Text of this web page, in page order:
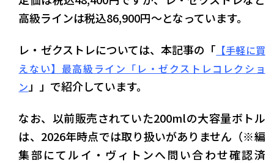
高級ラインは税込86,900円〜となっています。
レ・ゼクストレについては、本記事の「 【手軽に買
えない】最高級ライン「レ・ゼクストレコレクショ
ン 」」で紹介しています。
なお、以前販売されていた200mlの大容量ボトル
は、2026年時点では取り扱いがありません（※編
集部にてルイ・ヴィトンへ問い合わせ確認済